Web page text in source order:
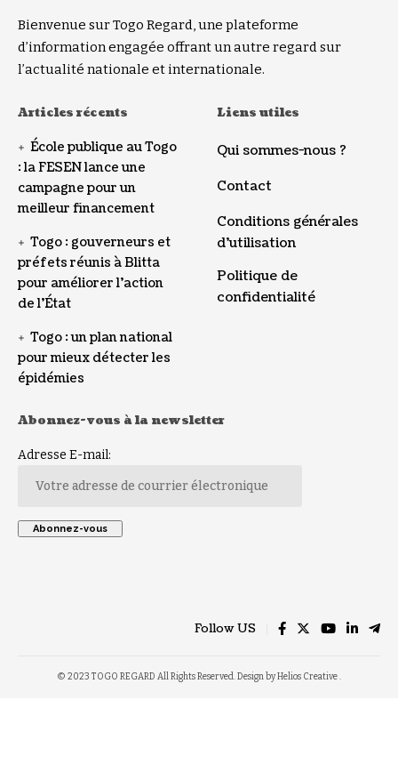
Bienvenue sur Togo Regard, une plateforme
d’information engagée offrant un autre regard sur
l’actualité nationale et internationale.
Articles récents
École publique au Togo
: la FESEN lance une
campagne pour un
meilleur financement
Togo : gouverneurs et
préfets réunis à Blitta
pour améliorer l’action
de l’État
Togo : un plan national
pour mieux détecter les
épidémies
Liens utiles
Qui sommes-nous ?
Contact
Conditions générales
d’utilisation
Politique de
confidentialité
Abonnez-vous à la newsletter
Adresse E-mail:
Follow US
© 2023 TOGO REGARD All Rights Reserved. Design by Helios Creative .